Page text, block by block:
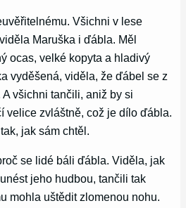
Všichni v lese
Maruška i ďábla. Měl
ocas, velké kopyta a hladivý
vyděšená, viděla, že ďábel se z
všichni tančili, aniž by si
velice zvláštně, což je dílo ďábla.
jak sám chtěl.
se lidé báli ďábla. Viděla, jak
jeho hudbou, tančili tak
mohla uštědit zlomenou nohu.